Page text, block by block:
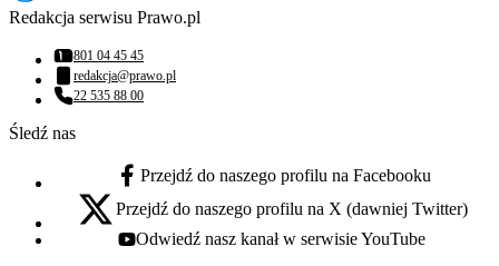
Redakcja serwisu Prawo.pl
Numer telefonu:
801 04 45 45
Adres email:
redakcja@prawo.pl
Numer telefonu:
22 535 88 00
Śledź nas
facebook - otwiera się w nowej karcie
Przejdź do naszego profilu na Facebooku
x - otwiera się w nowej karcie
Przejdź do naszego profilu na X (dawniej Twitter)
youtube - otwiera się w nowej karcie
Odwiedź nasz kanał w serwisie YouTube